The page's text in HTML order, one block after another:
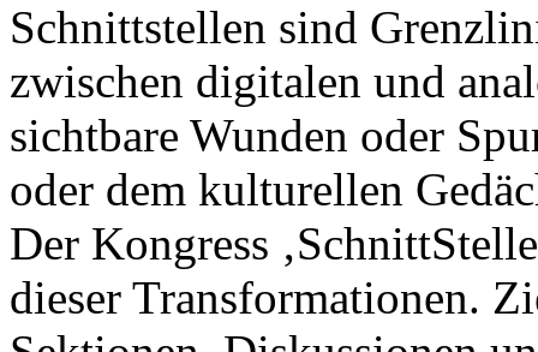
Schnittstellen sind
zwischen digitalen und
sichtbare Wunden oder
oder dem kulturellen
Der Kongress
dieser Transformationen.